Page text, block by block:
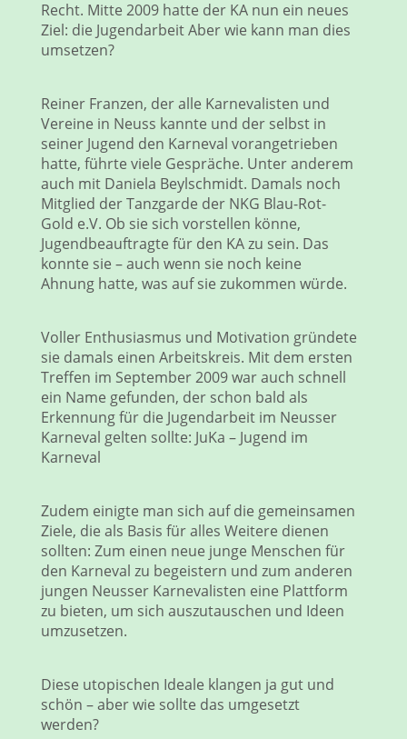
Recht. Mitte 2009 hatte der KA nun ein neues
Ziel: die Jugendarbeit Aber wie kann man dies
umsetzen?
Reiner Franzen, der alle Karnevalisten und
Vereine in Neuss kannte und der selbst in
seiner Jugend den Karneval vorangetrieben
hatte, führte viele Gespräche. Unter anderem
auch mit Daniela Beylschmidt. Damals noch
Mitglied der Tanzgarde der NKG Blau-Rot-
Gold e.V. Ob sie sich vorstellen könne,
Jugendbeauftragte für den KA zu sein. Das
konnte sie – auch wenn sie noch keine
Ahnung hatte, was auf sie zukommen würde.
Voller Enthusiasmus und Motivation gründete
sie damals einen Arbeitskreis. Mit dem ersten
Treffen im September 2009 war auch schnell
ein Name gefunden, der schon bald als
Erkennung für die Jugendarbeit im Neusser
Karneval gelten sollte: JuKa – Jugend im
Karneval
Zudem einigte man sich auf die gemeinsamen
Ziele, die als Basis für alles Weitere dienen
sollten: Zum einen neue junge Menschen für
den Karneval zu begeistern und zum anderen
jungen Neusser Karnevalisten eine Plattform
zu bieten, um sich auszutauschen und Ideen
umzusetzen.
Diese utopischen Ideale klangen ja gut und
schön – aber wie sollte das umgesetzt
werden?